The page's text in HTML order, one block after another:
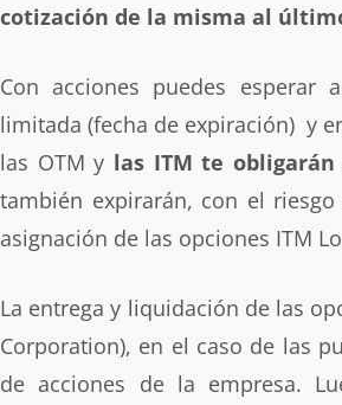
cotización de la misma al
Con acciones puedes esperar
limitada (fecha de expiración) y
las OTM y las ITM te
también expirarán, con el
asignación de las opciones ITM
La entrega y liquidación de las
Corporation), en el caso de las
de acciones de la empresa.